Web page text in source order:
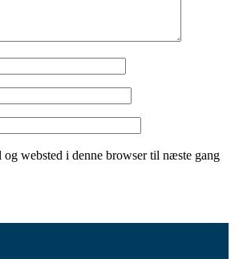
websted i denne browser til næste gang